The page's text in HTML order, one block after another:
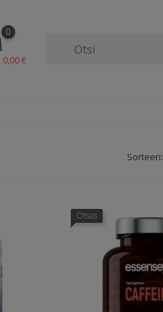
0
0,00 €
Sorteeri:
Otsas